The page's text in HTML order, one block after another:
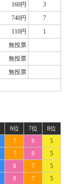
160円
3
740円
7
110円 1
無投票
無投票
無投票
6位 7位
8位
7 8
5
7 8
5
8 7
5
8 7
5